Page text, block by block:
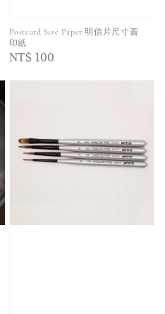
Postcard Size Paper 明信片尺寸蓋
印紙
Regular
NT$ 100